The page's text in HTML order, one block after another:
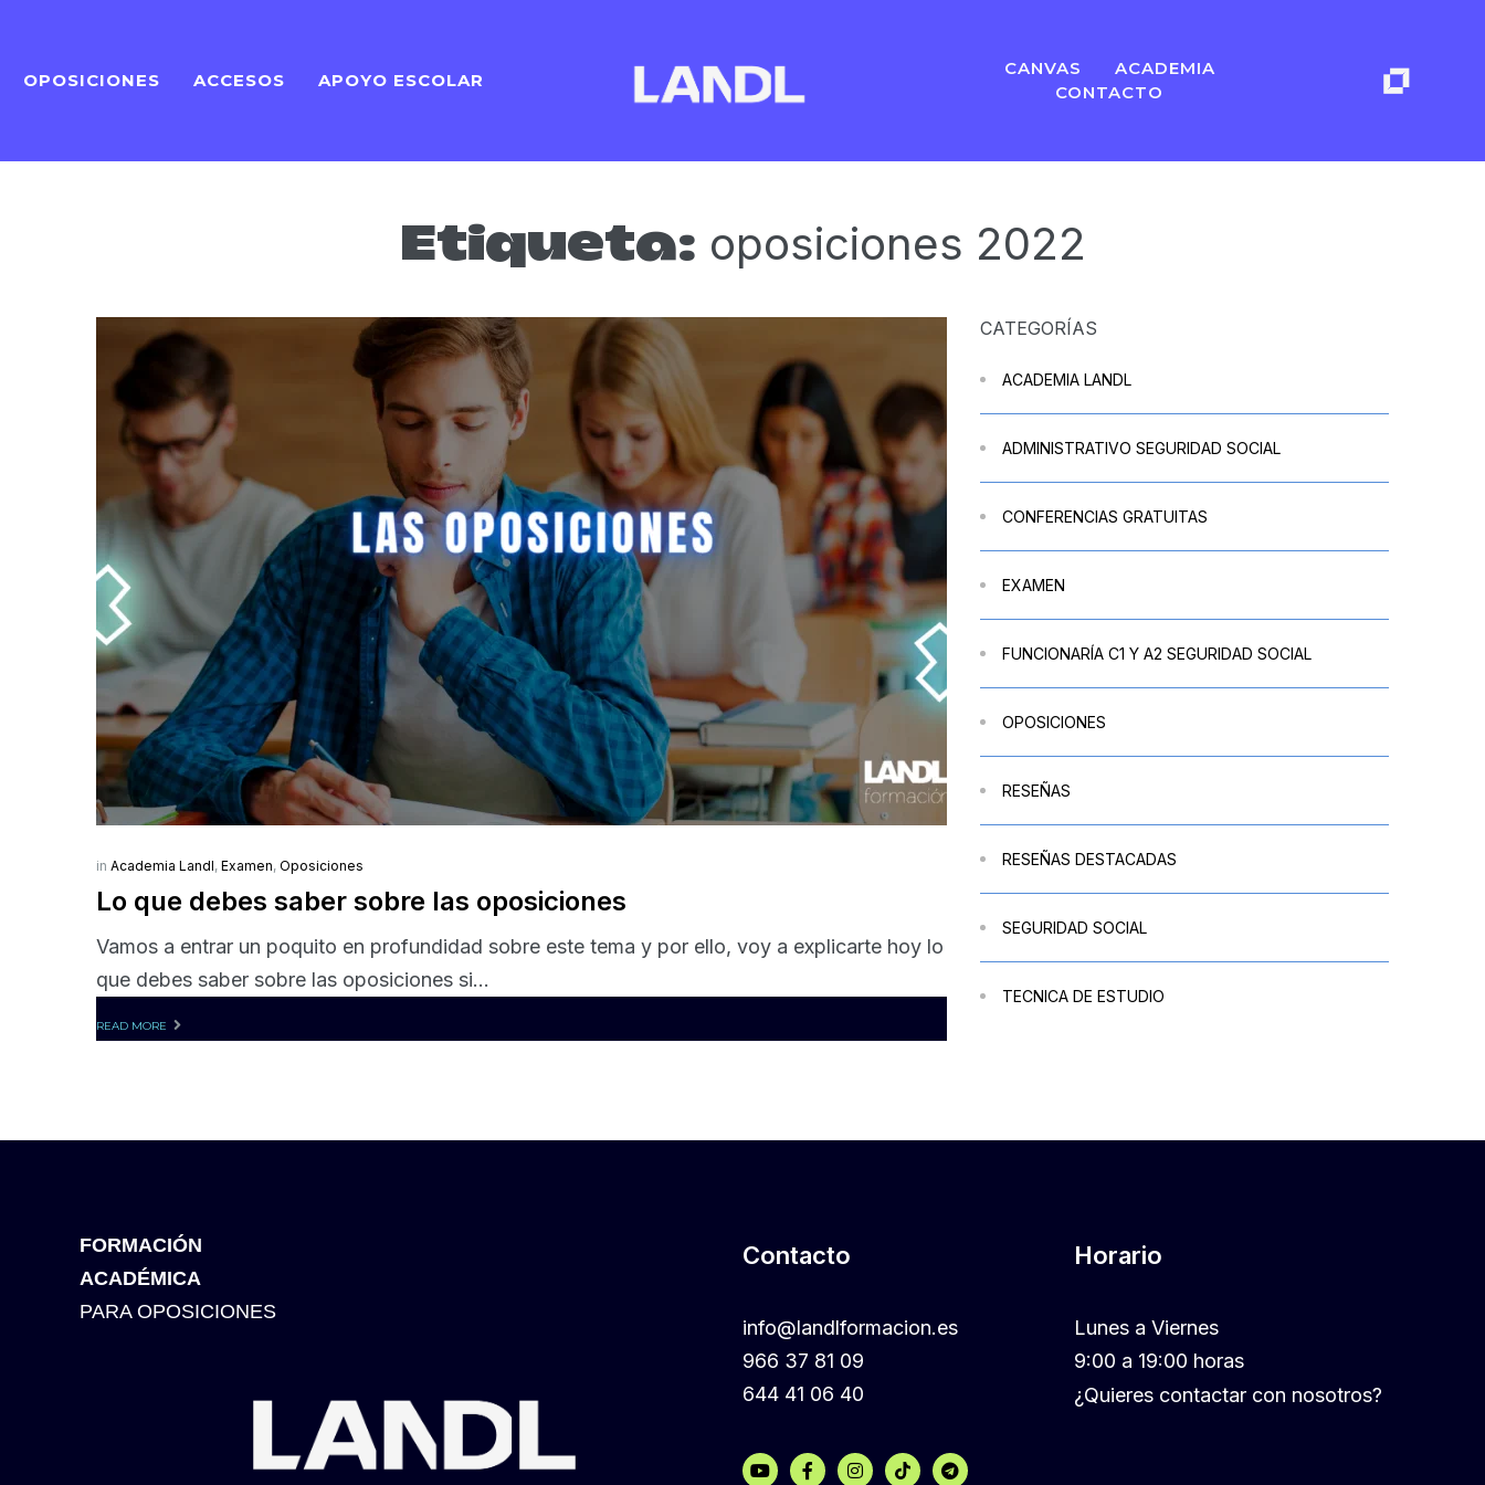
OPOSICIONES ACCESOS APOYO ESCOLAR
CANVAS
ACADEMIA
CONTACTO
Etiqueta: oposiciones 2022
in Academia Landl, Examen, Oposiciones
Lo que debes saber sobre las oposiciones
Vamos a entrar un poquito en profundidad sobre este tema y por ello, voy a explicarte hoy lo
que debes saber sobre las oposiciones si...
READ MORE
CATEGORÍAS
ACADEMIA LANDL
ADMINISTRATIVO SEGURIDAD SOCIAL
CONFERENCIAS GRATUITAS
EXAMEN
FUNCIONARÍA C1 Y A2 SEGURIDAD SOCIAL
OPOSICIONES
RESEÑAS
RESEÑAS DESTACADAS
SEGURIDAD SOCIAL
TECNICA DE ESTUDIO
FORMACIÓN
ACADÉMICA
PARA OPOSICIONES
Contacto
info@landlformacion.es
966 37 81 09
644 41 06 40
Horario
Lunes a Viernes
9:00 a 19:00 horas
¿Quieres contactar con nosotros?